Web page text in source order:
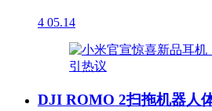
4 05.14
DJI ROMO 2扫拖机器人